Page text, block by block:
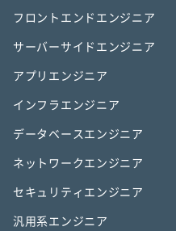
フロントエンドエンジニア
サーバーサイドエンジニア
アプリエンジニア
インフラエンジニア
データベースエンジニア
ネットワークエンジニア
セキュリティエンジニア
汎用系エンジニア